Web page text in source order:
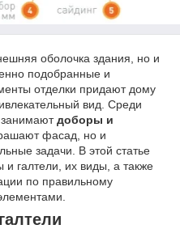
оболочка здания, но и
подобранные и
отделки придают дому
вид. Среди
занимаютдоборы и
фасад, но и
задачи. В этой статье
галтели, их виды, а также
по правильному